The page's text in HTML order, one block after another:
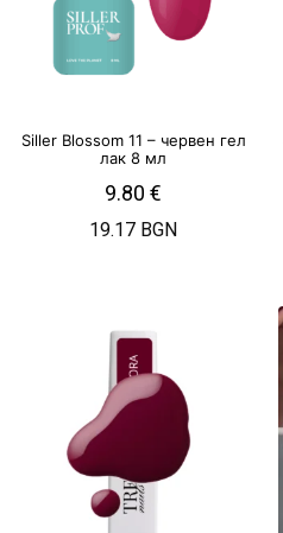
Siller Blossom 11 – червен гел
лак 8 мл
9.80 €
19.17 BGN